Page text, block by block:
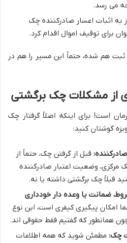
می رسد.
به اثبات اعسار صادرکننده چک
برای توقیف اموال اقدام کرد.
هم شده، حتماً این مسیر را هم در
از مشکلات چک برگشتی
است! برای اینکه اصلاً گرفتار چک
گوشتان کنید:
قبل از گرفتن چک، حتماً از
مرکزی، وضعیت اعتبار صادرکننده
قبلاً چک برگشتی داشته یا نه.
ضمانت یا وعده دار خودداری
امکان پیگیری کیفری است، این نوع
همانطور که گفتیم فقط حقوقی اند.
چک: مطمئن شوید که همه اطلاعات